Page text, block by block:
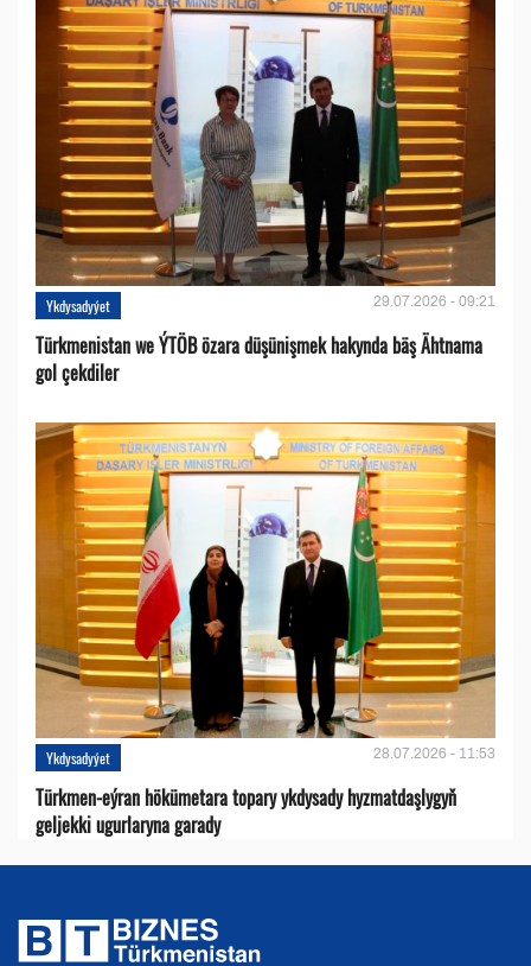
Ykdysadyýet 29.07.2026 - 09:21
Türkmenistan we ÝTÖB özara düşünişmek hakynda bäş Ähtnama
gol çekdiler
Ykdysadyýet 28.07.2026 - 11:53
Türkmen-eýran hökümetara topary ykdysady hyzmatdaşlygyň
geljekki ugurlaryna garady